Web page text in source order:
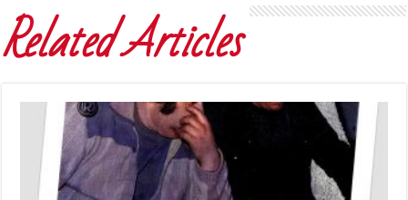
Related Articles